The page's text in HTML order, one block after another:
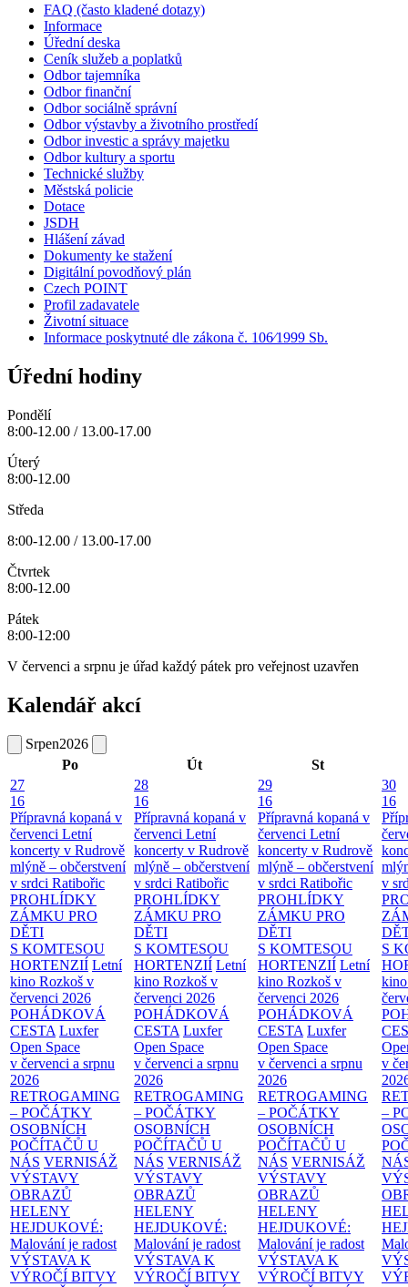
FAQ (často kladené dotazy)
Informace
Úřední deska
Ceník služeb a poplatků
Odbor tajemníka
Odbor finanční
Odbor sociálně správní
Odbor výstavby a životního prostředí
Odbor investic a správy majetku
Odbor kultury a sportu
Technické služby
Městská policie
Dotace
JSDH
Hlášení závad
Dokumenty ke stažení
Digitální povodňový plán
Czech POINT
Profil zadavatele
Životní situace
Informace poskytnuté dle zákona č. 106⁄1999 Sb.
Úřední hodiny
Pondělí
8:00-12.00 / 13.00-17.00
Úterý
8:00-12.00
Středa
8:00-12.00 / 13.00-17.00
Čtvrtek
8:00-12.00
Pátek
8:00-12:00
V červenci a srpnu je úřad každý pátek pro veřejnost uzavřen
Kalendář akcí
Srpen2026
Po
Út
St
27
16
Přípravná kopaná v
červenci Letní
koncerty v Rudrově
mlýně – občerstvení
v srdci Ratibořic
PROHLÍDKY
ZÁMKU PRO
DĚTI
S KOMTESOU
HORTENZIÍ Letní
kino Rozkoš v
červenci 2026
POHÁDKOVÁ
CESTA Luxfer
Open Space
v červenci a srpnu
2026
RETROGAMING
– POČÁTKY
OSOBNÍCH
POČÍTAČŮ U
NÁS VERNISÁŽ
VÝSTAVY
OBRAZŮ
HELENY
HEJDUKOVÉ:
Malování je radost
VÝSTAVA K
VÝROČÍ BITVY
28
16
Přípravná kopaná v
červenci Letní
koncerty v Rudrově
mlýně – občerstvení
v srdci Ratibořic
PROHLÍDKY
ZÁMKU PRO
DĚTI
S KOMTESOU
HORTENZIÍ Letní
kino Rozkoš v
červenci 2026
POHÁDKOVÁ
CESTA Luxfer
Open Space
v červenci a srpnu
2026
RETROGAMING
– POČÁTKY
OSOBNÍCH
POČÍTAČŮ U
NÁS VERNISÁŽ
VÝSTAVY
OBRAZŮ
HELENY
HEJDUKOVÉ:
Malování je radost
VÝSTAVA K
VÝROČÍ BITVY
29
16
Přípravná kopaná v
červenci Letní
koncerty v Rudrově
mlýně – občerstvení
v srdci Ratibořic
PROHLÍDKY
ZÁMKU PRO
DĚTI
S KOMTESOU
HORTENZIÍ Letní
kino Rozkoš v
červenci 2026
POHÁDKOVÁ
CESTA Luxfer
Open Space
v červenci a srpnu
2026
RETROGAMING
– POČÁTKY
OSOBNÍCH
POČÍTAČŮ U
NÁS VERNISÁŽ
VÝSTAVY
OBRAZŮ
HELENY
HEJDUKOVÉ:
Malování je radost
VÝSTAVA K
VÝROČÍ BITVY
30
16
v
S
v
–